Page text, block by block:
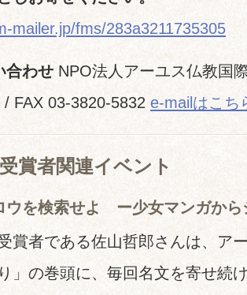
mailer.jp/fms/283a3211735305
合わせ NPO法人アーユス仏教国
FAX 03-3820-5832 e-mailはこち
賞者関連イベント
ウを検索せよ ー少女マンガから
賞者である佐山哲郎さんは、ア
」の巻頭に、毎回名文を寄せ続